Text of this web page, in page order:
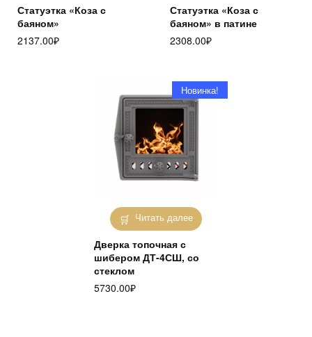
Статуэтка «Коза с
баяном»
2137.00₽
Статуэтка «Коза с
баяном» в патине
2308.00₽
Читать далее
Новинка!
Дверка топочная с
шибером ДТ-4СШ, со
стеклом
5730.00₽